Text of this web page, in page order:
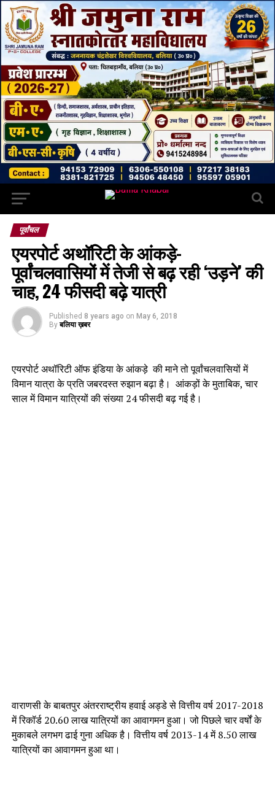
पूर्वांचल
एयरपोर्ट अथॉरिटी के आंकड़े-
पूर्वांचलवासियों में तेजी से बढ़ रही ‘उड़ने’ की
चाह, 24 फीसदी बढ़े यात्री
Published 8 years ago on May 6, 2018
By बलिया ख़बर
एयरपोर्ट अथॉरिटी ऑफ इंडिया के आंकड़े की माने तो पूर्वांचलवासियों में
विमान यात्रा के प्रति जबरदस्त रुझान बढ़ा है। आंकड़ों के मुताबिक, चार
साल में विमान यात्रियों की संख्या 24 फीसदी बढ़ गई है।
वाराणसी के बाबतपुर अंतरराष्ट्रीय हवाई अड्डे से वित्तीय वर्ष 2017-2018
में रिकॉर्ड 20.60 लाख यात्रियों का आवागमन हुआ। जो पिछले चार वर्षों के
मुकाबले लगभग ढाई गुना अधिक है। वित्तीय वर्ष 2013-14 में 8.50 लाख
यात्रियों का आवागमन हुआ था।